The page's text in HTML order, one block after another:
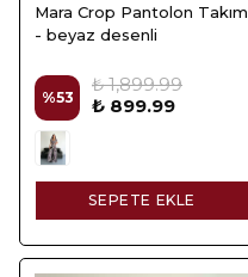
Mara Crop Pantolon Takım
- beyaz desenli
%53
₺ 1,899.99
₺ 899.99
SEPETE EKLE